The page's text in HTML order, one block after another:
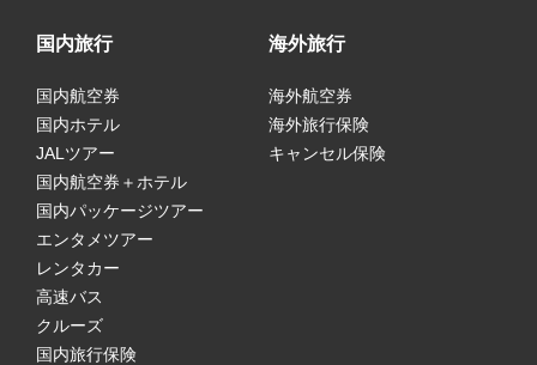
国内旅行
国内航空券
国内ホテル
JALツアー
国内航空券＋ホテル
国内パッケージツアー
エンタメツアー
レンタカー
高速バス
クルーズ
国内旅行保険
海外旅行
海外航空券
海外旅行保険
キャンセル保険